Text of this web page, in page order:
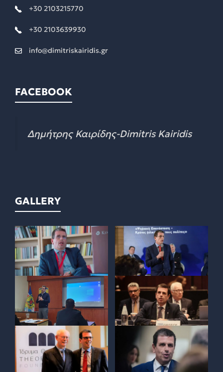
+30 2103215770
+30 2103639930
info@dimitriskairidis.gr
FACEBOOK
Δημήτρης Καιρίδης-Dimitris Kairidis
GALLERY